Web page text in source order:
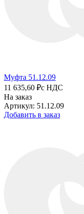
Муфта 51.12.09
11 635,60 ₽с НДС
На заказ
Артикул: 51.12.09
Добавить в заказ